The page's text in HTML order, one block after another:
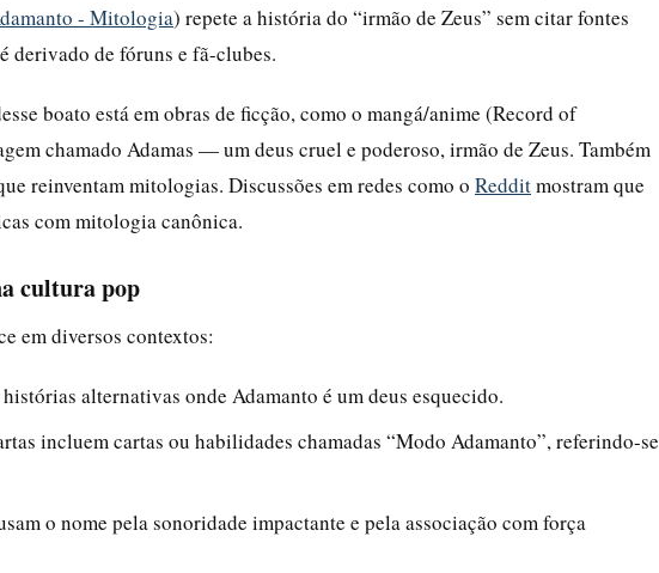
- Mitologia) repete a história do “irmão de Zeus” sem citar fontes
derivado de fóruns e fã-clubes.
boato está em obras de ficção, como o mangá/anime (Record of
chamado Adamas — um deus cruel e poderoso, irmão de Zeus. Também
reinventam mitologias. Discussões em redes como o Redditmostram que
com mitologia canônica.
cultura pop
em diversos contextos:
alternativas onde Adamanto é um deus esquecido.
incluem cartas ou habilidades chamadas “Modo Adamanto”, referindo-se
o nome pela sonoridade impactante e pela associação com força